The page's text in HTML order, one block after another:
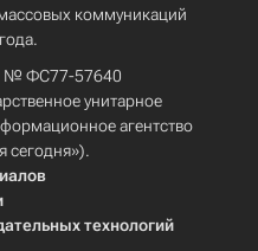
коммуникаций
№ ФС77-57640
унитарное
агентство
сегодня»).
технологий